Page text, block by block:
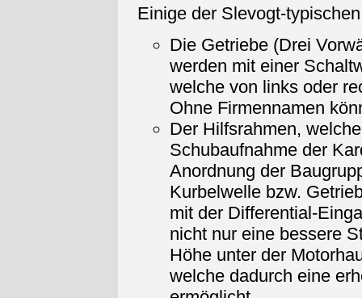
Einige der Slevogt-
Die Getriebe (Drei
werden mit einer
welche von links oder
Ohne Firmennamen
Der Hilfsrahmen,
Schubaufnahme der
Anordnung der
Kurbelwelle bzw.
mit der Differential-
nicht nur eine bessere
Höhe unter der
welche dadurch eine